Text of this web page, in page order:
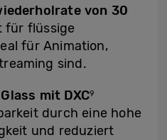
von 30
für flüssige
für Animation,
sind.
mit DXC9
durch eine hohe
und reduziert